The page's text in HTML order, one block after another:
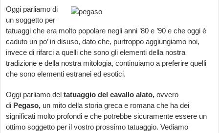
Oggi parliamo di
un soggetto per
tatuaggi che era molto popolare negli anni ’80 e ’90 e che oggi è
caduto un po’ in disuso, dato che, purtroppo aggiungiamo noi,
invece di rifarci a quelli che sono gli elementi della nostra
tradizione e della nostra mitologia, continuiamo a preferire quelli
che sono elementi estranei ed esotici.
Oggi parliamo deltatuaggio del cavallo alato,ovvero
di Pegaso, un mito della storia greca e romana che ha dei
significati molto profondi e che potrebbe sicuramente essere un
ottimo soggetto per il vostro prossimo tatuaggio. Vediamo